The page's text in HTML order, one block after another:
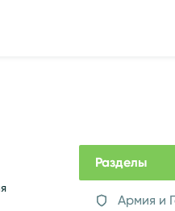
Разделы
Армия и